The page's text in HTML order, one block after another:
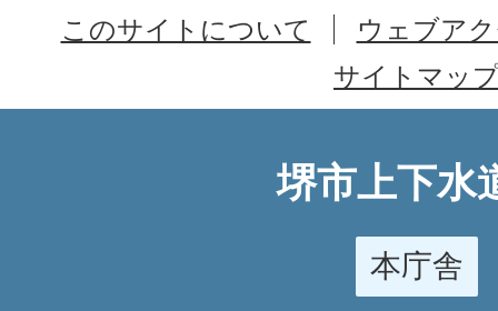
このサイトについて
ウェブア
サイトマッ
堺市上下水
本庁舎